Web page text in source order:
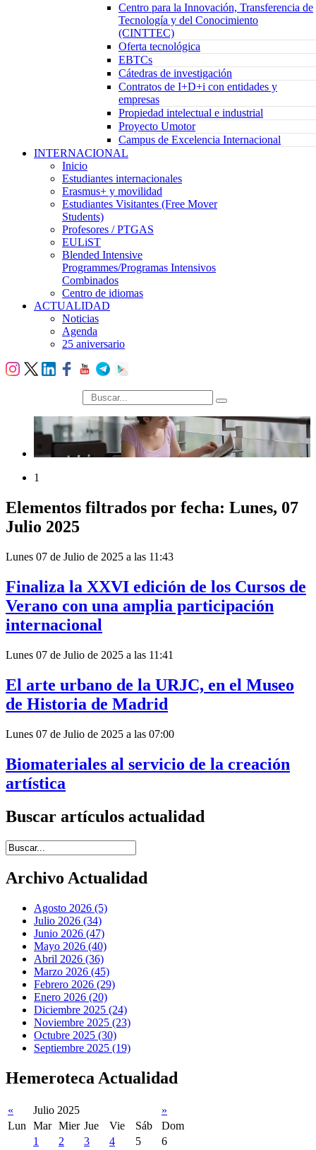
Centro para la Innovación, Transferencia de
Tecnología y del Conocimiento
(CINTTEC)
Oferta tecnológica
EBTCs
Cátedras de investigación
Contratos de I+D+i con entidades y
empresas
Propiedad intelectual e industrial
Proyecto Umotor
Campus de Excelencia Internacional
INTERNACIONAL
Inicio
Estudiantes internacionales
Erasmus+ y movilidad
Estudiantes Visitantes (Free Mover
Students)
Profesores / PTGAS
EULiST
Blended Intensive
Programmes/Programas Intensivos
Combinados
Centro de idiomas
ACTUALIDAD
Noticias
Agenda
25 aniversario
búsqueda
1
Elementos filtrados por fecha: Lunes, 07
Julio 2025
Lunes 07 de Julio de 2025 a las 11:43
Finaliza la XXVI edición de los Cursos de
Verano con una amplia participación
internacional
Lunes 07 de Julio de 2025 a las 11:41
El arte urbano de la URJC, en el Museo
de Historia de Madrid
Lunes 07 de Julio de 2025 a las 07:00
Biomateriales al servicio de la creación
artística
Buscar artículos actualidad
Introduce términos de búsqueda
Archivo Actualidad
Agosto 2026 (5)
Julio 2026 (34)
Junio 2026 (47)
Mayo 2026 (40)
Abril 2026 (36)
Marzo 2026 (45)
Febrero 2026 (29)
Enero 2026 (20)
Diciembre 2025 (24)
Noviembre 2025 (23)
Octubre 2025 (30)
Septiembre 2025 (19)
Hemeroteca Actualidad
« Julio 2025
»
Lun
Mar Mier Jue Vie Sáb
Dom
1
2 3 4 5
6